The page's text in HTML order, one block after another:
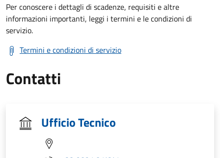
Per conoscere i dettagli di scadenze, requisiti e altre
informazioni importanti, leggi i termini e le condizioni di
servizio.
Termini e condizioni di servizio
Contatti
Ufficio Tecnico